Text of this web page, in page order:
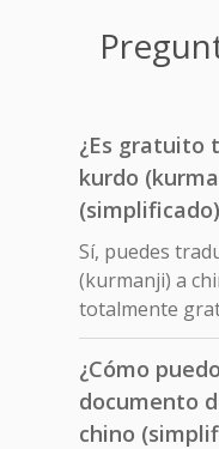
¿Es gratuito
kurdo
Sí, puedes
(kurmanji) a
totalmente
¿Cómo
documento
chino